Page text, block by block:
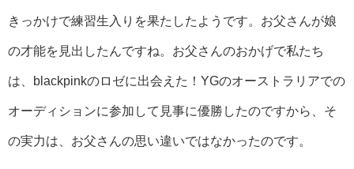
きっかけで練習生入りを果たしたようです。お父さんが娘
の才能を見出したんですね。お父さんのおかげで私たち
は、blackpinkのロゼに出会えた！YGのオーストラリアでの
オーディションに参加して見事に優勝したのですから、そ
の実力は、お父さんの思い違いではなかったのです。